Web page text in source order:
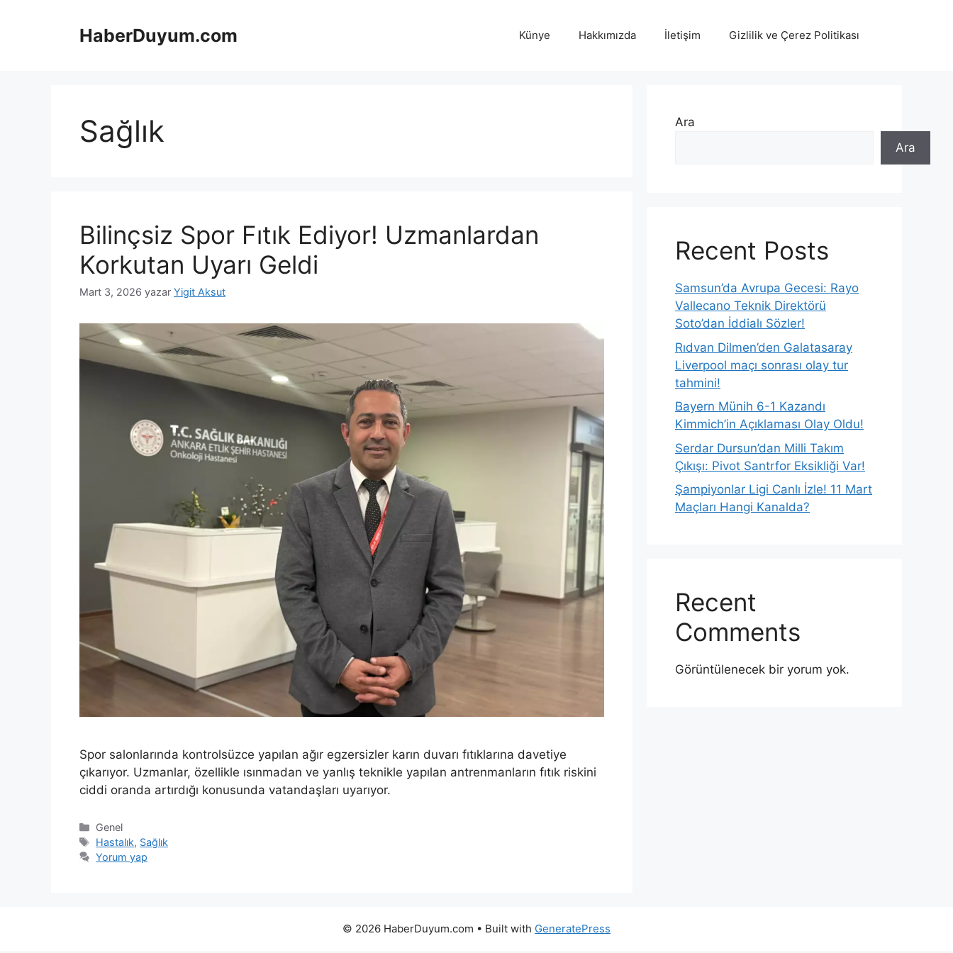
HaberDuyum.com Künye Hakkımızda İletişim Gizlilik ve Çerez Politikası
Sağlık
Bilinçsiz Spor Fıtık Ediyor! Uzmanlardan
Korkutan Uyarı Geldi
Mart 3, 2026 yazar Yigit Aksut
Spor salonlarında kontrolsüzce yapılan ağır egzersizler karın duvarı fıtıklarına davetiye
çıkarıyor. Uzmanlar, özellikle ısınmadan ve yanlış teknikle yapılan antrenmanların fıtık riskini
ciddi oranda artırdığı konusunda vatandaşları uyarıyor.
Kategoriler
Genel
Etiketler
Hastalık, Sağlık
Yorum yap
Ara
Ara
Recent Posts
Samsun’da Avrupa Gecesi: Rayo
Vallecano Teknik Direktörü
Soto’dan İddialı Sözler!
Rıdvan Dilmen’den Galatasaray
Liverpool maçı sonrası olay tur
tahmini!
Bayern Münih 6-1 Kazandı
Kimmich’in Açıklaması Olay Oldu!
Serdar Dursun’dan Milli Takım
Çıkışı: Pivot Santrfor Eksikliği Var!
Şampiyonlar Ligi Canlı İzle! 11 Mart
Maçları Hangi Kanalda?
Recent
Comments
Görüntülenecek bir yorum yok.
© 2026 HaberDuyum.com • Built with GeneratePress